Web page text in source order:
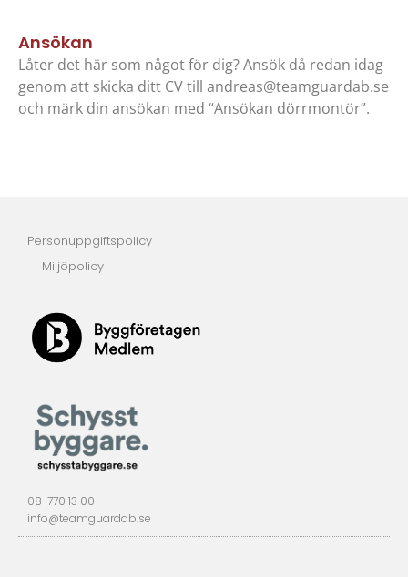
Ansökan
Låter det här som något för dig? Ansök då redan idag
genom att skicka ditt CV till andreas@teamguardab.se
och märk din ansökan med “Ansökan dörrmontör”.
Personuppgiftspolicy
Miljöpolicy
08-770 13 00
info@teamguardab.se